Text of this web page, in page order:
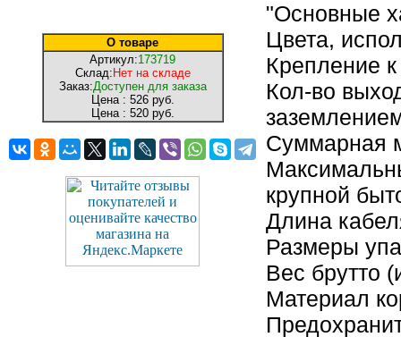
О товаре
Артикул:173719
Склад: Нет на складе
Заказ:Доступен для заказа
Цена : 526 руб.
Цена : 520 руб.
"Основные
Цвета,
Крепление
Кол-во
Суммарная
крупной
Длина
Размеры
Вес брутто
Материал